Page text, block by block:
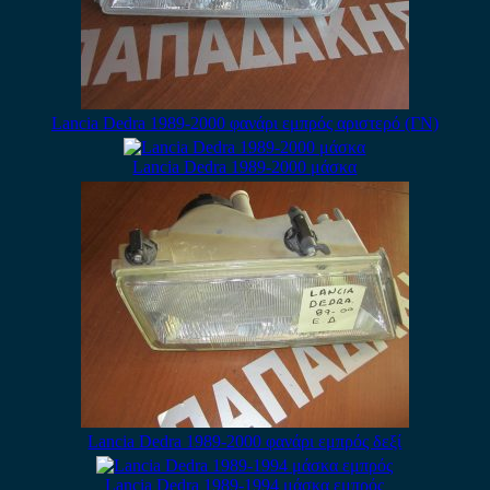
Lancia Dedra 1989-2000 φανάρι εμπρός αριστερό (ΓΝ)
Lancia Dedra 1989-2000 μάσκα
Lancia Dedra 1989-2000 φανάρι εμπρός δεξί
Lancia Dedra 1989-1994 μάσκα εμπρός